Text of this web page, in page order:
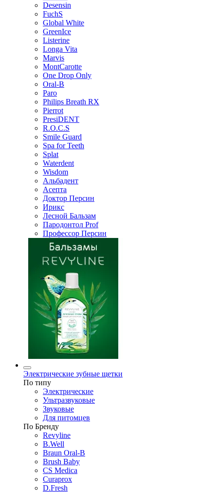
Desensin
FuchS
Global White
GreenIce
Listerine
Longa Vita
Marvis
MontCarotte
One Drop Only
Oral-B
Paro
Philips Breath RX
Pierrot
PresiDENT
R.O.C.S
Smile Guard
Spa for Teeth
Splat
Waterdent
Wisdom
Альбадент
Асепта
Доктор Персин
Ирикс
Лесной Бальзам
Пародонтол Prof
Профессор Персин
Электрические зубные щетки
По типу
Электрические
Ультразвуковые
Звуковые
Для питомцев
По Бренду
Revyline
B.Well
Braun Oral-B
Brush Baby
CS Medica
Curaprox
D.Fresh